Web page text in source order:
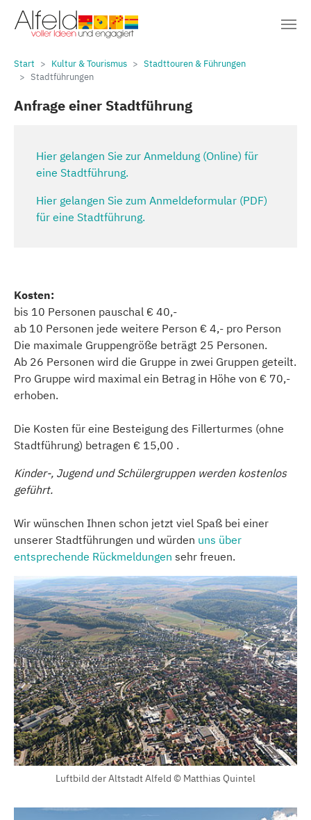
Zum Hauptinhalt springen
Start Kultur & Tourismus
Stadttouren & Führungen
Stadtführungen
Luftbild der Altstadt Alfeld © Matthias Quintel
Anfrage einer Stadtführung
Hier gelangen Sie zur Anmeldung (Online) für
eine Stadtführung.
Hier gelangen Sie zum Anmeldeformular (PDF)
für eine Stadtführung.
Kosten:
bis 10 Personen pauschal € 40,-
ab 10 Personen jede weitere Person € 4,- pro Person
Die maximale Gruppengröße beträgt 25 Personen.
Ab 26 Personen wird die Gruppe in zwei Gruppen geteilt.
Pro Gruppe wird maximal ein Betrag in Höhe von € 70,-
erhoben.
Die Kosten für eine Besteigung des Fillerturmes (ohne
Stadtführung) betragen € 15,00 .
Kinder-, Jugend und Schülergruppen werden kostenlos
geführt.
Wir wünschen Ihnen schon jetzt viel Spaß bei einer
unserer Stadtführungen und würden uns über
entsprechende Rückmeldungen sehr freuen.